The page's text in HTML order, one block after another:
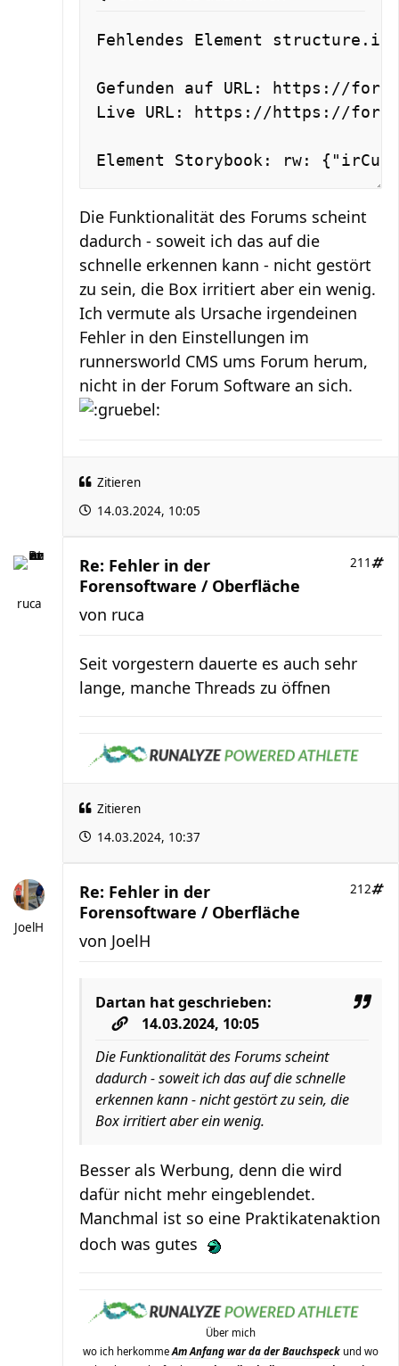
Fehlendes Element
Gefunden auf URL: https://
Live URL: https://https://
Element Storybook: rw:
Die Funktionalität des Forums scheint
dadurch - soweit ich das auf die
schnelle erkennen kann - nicht gestört
zu sein, die Box irritiert aber ein wenig.
Ich vermute als Ursache irgendeinen
Fehler in den Einstellungen im
runnersworld CMS ums Forum herum,
nicht in der Forum Software an sich.
Zitieren
14.03.2024, 10:05
ruca
Re: Fehler in der
Forensoftware / Oberfläche
211
von ruca
Seit vorgestern dauerte es auch sehr
lange, manche Threads zu öffnen
Zitieren
14.03.2024, 10:37
JoelH
Re: Fehler in der
Forensoftware / Oberfläche
212
von JoelH
Dartan hat geschrieben:
14.03.2024, 10:05
Die Funktionalität des Forums scheint
dadurch - soweit ich das auf die schnelle
erkennen kann - nicht gestört zu sein, die
Box irritiert aber ein wenig.
Besser als Werbung, denn die wird
dafür nicht mehr eingeblendet.
Manchmal ist so eine Praktikatenaktion
doch was gutes
Über mich
wo ich herkommeAm Anfang war da der Bauchspeck und wo